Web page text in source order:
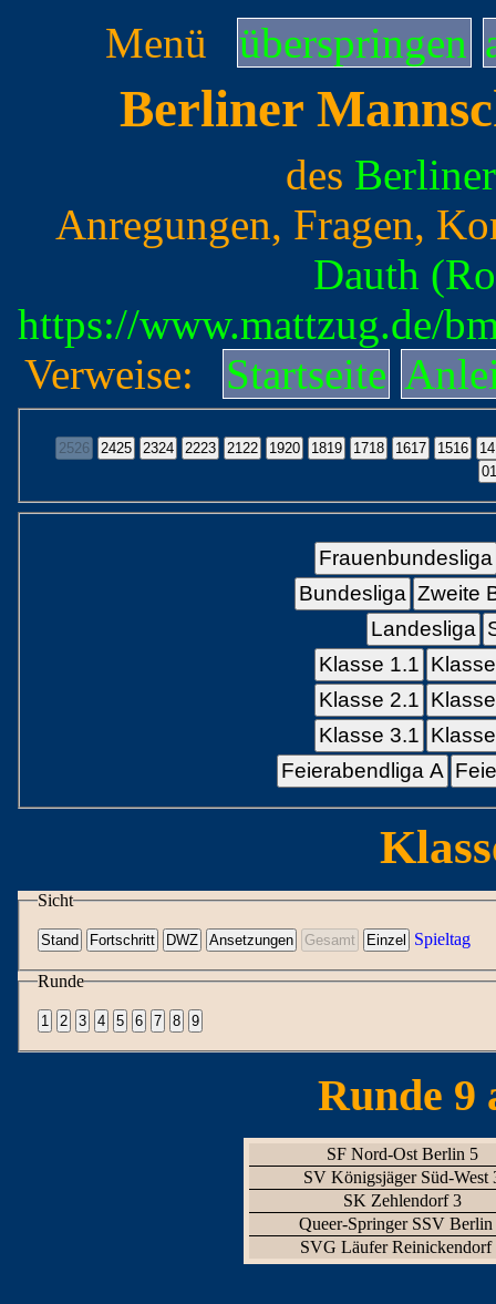
Menü überspringen
Berliner
des
Anregungen, Fragen,
Dauth
https://www.mattzug.de/
Verweise:
Startseite
Frauenbundesliga
Bundesliga Zweite
Landesliga
Klasse 1.1
Klasse 2.1
Klasse 3.1
Feierabendliga A
Sicht
Spieltag
Runde
Runde 9
SF Nord-Ost Berlin 5
SV Königsjäger Süd-West
SK Zehlendorf 3
Queer-Springer SSV Berlin
SVG Läufer Reinickendorf